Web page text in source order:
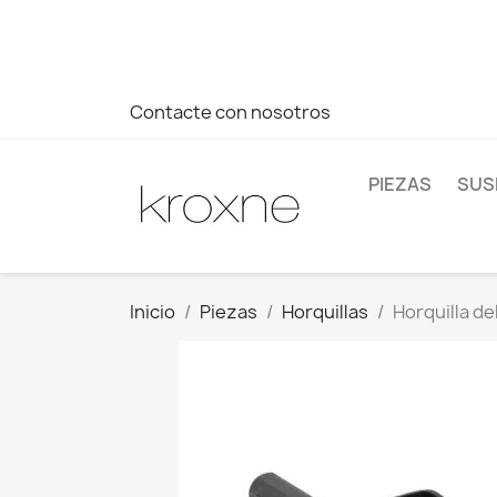
Contacte con nosotros
PIEZAS
Inicio Piezas Horquillas Horquilla